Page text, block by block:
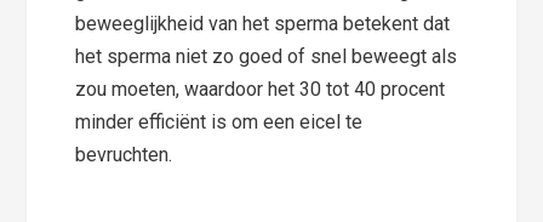
beweeglijkheid van het sperma betekent dat
het sperma niet zo goed of snel beweegt als
zou moeten, waardoor het 30 tot 40 procent
minder efficiënt is om een eicel te
bevruchten.